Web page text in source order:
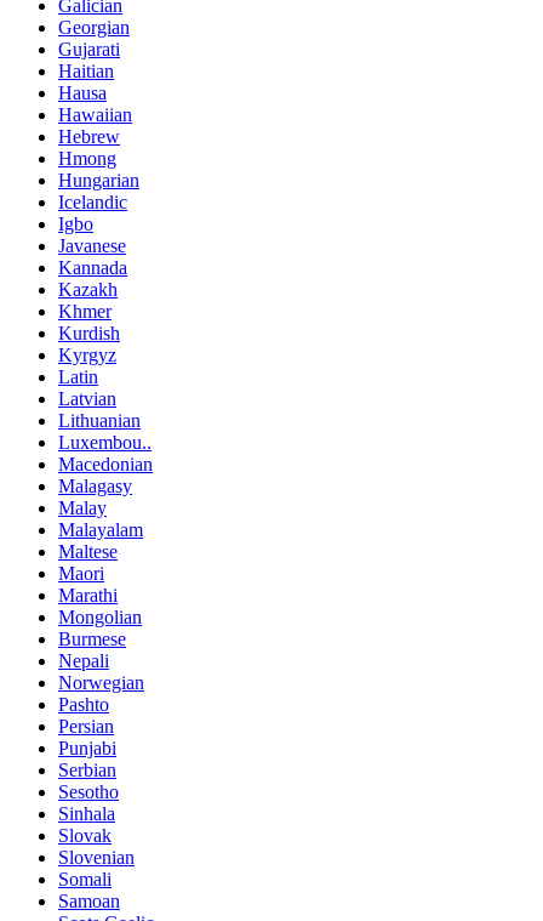
Galician
Georgian
Gujarati
Haitian
Hausa
Hawaiian
Hebrew
Hmong
Hungarian
Icelandic
Igbo
Javanese
Kannada
Kazakh
Khmer
Kurdish
Kyrgyz
Latin
Latvian
Lithuanian
Luxembou..
Macedonian
Malagasy
Malay
Malayalam
Maltese
Maori
Marathi
Mongolian
Burmese
Nepali
Norwegian
Pashto
Persian
Punjabi
Serbian
Sesotho
Sinhala
Slovak
Slovenian
Somali
Samoan